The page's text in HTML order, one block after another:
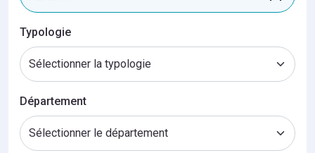
Typologie
Département